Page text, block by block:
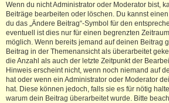
Wenn du nicht Administrator oder Moderator bist,
Beiträge bearbeiten oder löschen. Du kannst
du das „Ändere Beitrag“-Symbol für den
eventuell ist dies nur für einen begrenzten
möglich. Wenn bereits jemand auf deinen Beitrag
Beitrag in der Themenansicht als überarbeitet
die Anzahl als auch der letzte Zeitpunkt der
Hinweis erscheint nicht, wenn noch niemand auf
hat oder wenn ein Administrator oder Moderator
hat. Diese können jedoch, falls sie es für nötig
warum dein Beitrag überarbeitet wurde. Bitte